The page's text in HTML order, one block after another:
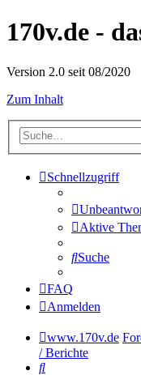
170v.de -
Version 2.0 seit 08/2020
Zum Inhalt
Schnellzugriff
Aktive
Suche
FAQ
Anmelden
www.170v.de
/ Berichte
Suche